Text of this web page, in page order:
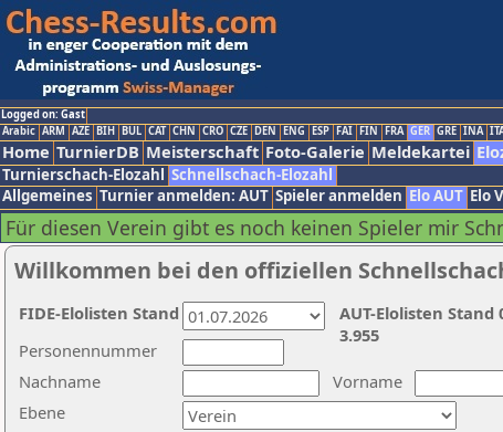
Logged on: Gast
Arabic ARM AZE BIH BUL CAT CHN CRO CZE DEN ENG ESP FAI FIN FRA GER GRE INA
Home TurnierDB Meisterschaft Foto-Galerie Meldekartei
Turnierschach-Elozahl Schnellschach-Elozahl
Allgemeines Turnier anmelden: AUT Spieler anmelden Elo AUT Elo
Für diesen Verein gibt es noch keinen Spieler mir
Willkommen bei den offiziellen
Nachname
Vorname
Ebene
Personennummer
AUT-Elolisten
3.955
FIDE-Elolisten Stand